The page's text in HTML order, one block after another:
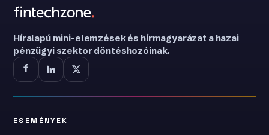
Híralapú mini-elemzések és hírmagyarázat a hazai
pénzügyi szektor döntéshozóinak.
ESEMÉNYEK